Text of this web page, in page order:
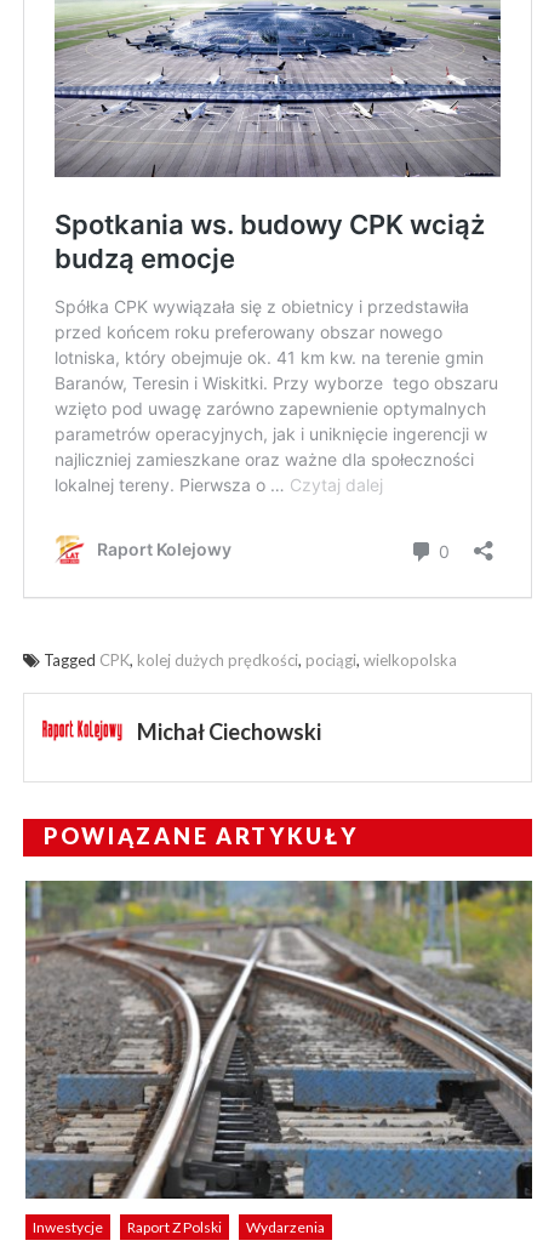
Tagged CPK, kolej dużych prędkości, pociągi, wielkopolska
Michał Ciechowski
POWIĄZANE ARTYKUŁY
Inwestycje Raport Z Polski Wydarzenia